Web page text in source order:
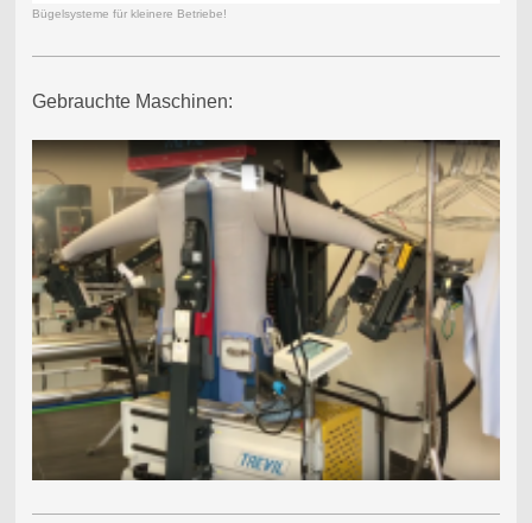
Bügelsysteme für kleinere Betriebe!
Gebrauchte Maschinen: